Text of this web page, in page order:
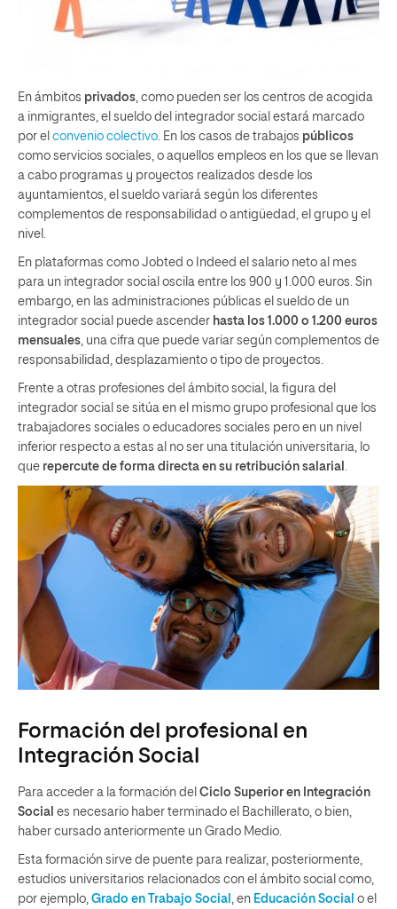
En ámbitos privados, como pueden ser los centros de acogida
a inmigrantes, el sueldo del integrador social estará marcado
por el convenio colectivo. En los casos de trabajos públicos
como servicios sociales, o aquellos empleos en los que se llevan
a cabo programas y proyectos realizados desde los
ayuntamientos, el sueldo variará según los diferentes
complementos de responsabilidad o antigüedad, el grupo y el
nivel.
En plataformas como Jobted o Indeed el salario neto al mes
para un integrador social oscila entre los 900 y 1.000 euros. Sin
embargo, en las administraciones públicas el sueldo de un
integrador social puede ascender hasta los 1.000 o 1.200 euros
mensuales, una cifra que puede variar según complementos de
responsabilidad, desplazamiento o tipo de proyectos.
Frente a otras profesiones del ámbito social, la figura del
integrador social se sitúa en el mismo grupo profesional que los
trabajadores sociales o educadores sociales pero en un nivel
inferior respecto a estas al no ser una titulación universitaria, lo
que repercute de forma directa en su retribución salarial .
Formación del profesional en
Integración Social
Para acceder a la formación del Ciclo Superior en Integración
Social es necesario haber terminado el Bachillerato, o bien,
haber cursado anteriormente un Grado Medio.
Esta formación sirve de puente para realizar, posteriormente,
estudios universitarios relacionados con el ámbito social como,
por ejemplo, Grado en Trabajo Social , en Educación Social o el